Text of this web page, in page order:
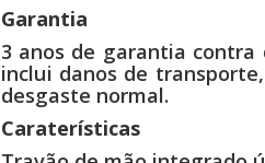
Garantia
3 anos de garantia
inclui danos de
desgaste normal.
Caraterísticas